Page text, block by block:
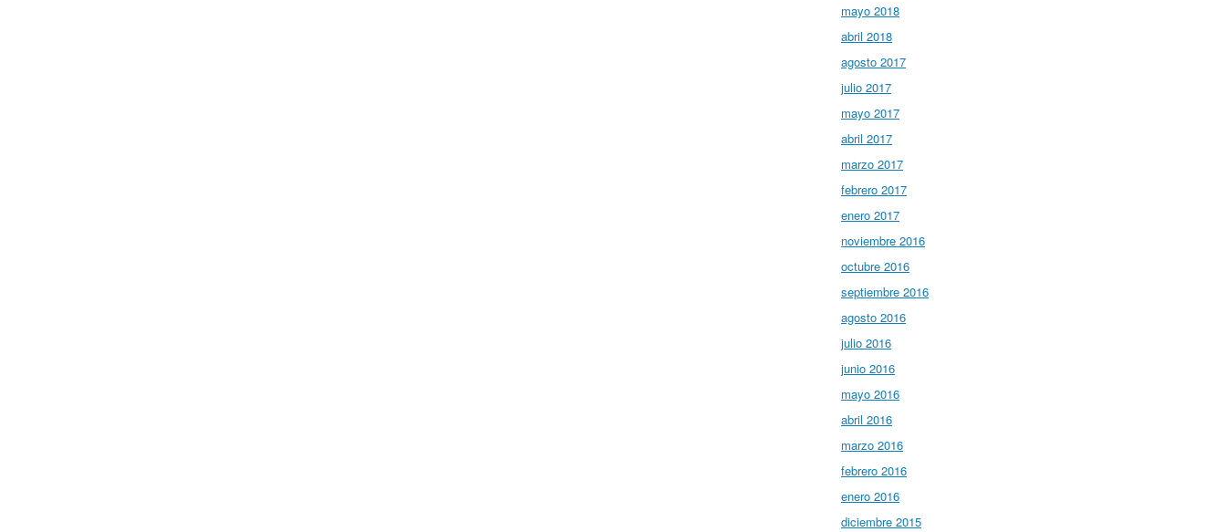
mayo 2018
abril 2018
agosto 2017
julio 2017
mayo 2017
abril 2017
marzo 2017
febrero 2017
enero 2017
noviembre 2016
octubre 2016
septiembre 2016
agosto 2016
julio 2016
junio 2016
mayo 2016
abril 2016
marzo 2016
febrero 2016
enero 2016
diciembre 2015